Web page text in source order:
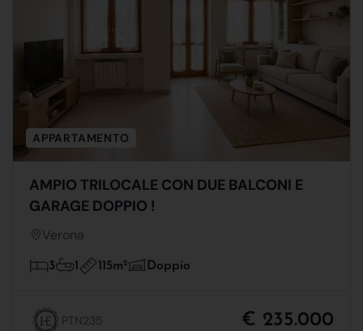
APPARTAMENTO
AMPIO TRILOCALE CON DUE BALCONI E
GARAGE DOPPIO !
Verona
3 1 115m2 Doppio
PTN235 € 235.000